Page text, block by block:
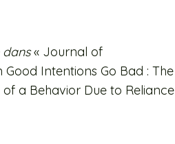
« Journal of
Good Intentions Go Bad : The
a Behavior Due to Reliance